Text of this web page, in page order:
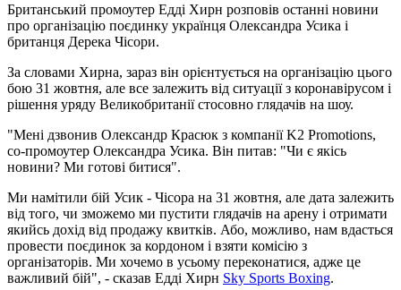
Британський промоутер Едді Хирн розповів останні новини
про організацію поєдинку українця Олександра Усика і
британця Дерека Чісори.
За словами Хирна, зараз він орієнтується на організацію цього
бою 31 жовтня, але все залежить від ситуації з коронавірусом і
рішення уряду Великобританії стосовно глядачів на шоу.
"Мені дзвонив Олександр Красюк з компанії K2 Promotions,
со-промоутер Олександра Усика. Він питав: "Чи є якісь
новини? Ми готові битися".
Ми намітили бій Усик - Чісора на 31 жовтня, але дата залежить
від того, чи зможемо ми пустити глядачів на арену і отримати
якийсь дохід від продажу квитків. Або, можливо, нам вдасться
провести поєдинок за кордоном і взяти комісію з
організаторів. Ми хочемо в усьому переконатися, адже це
важливий бій", - сказав Едді Хирн Sky Sports Boxing.